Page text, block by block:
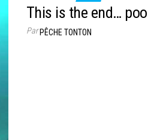
This is the end…
ParPÊCHE TONTON